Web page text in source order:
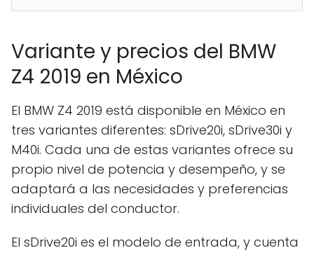
Variante y precios del BMW
Z4 2019 en México
El BMW Z4 2019 está disponible en México en
tres variantes diferentes: sDrive20i, sDrive30i y
M40i. Cada una de estas variantes ofrece su
propio nivel de potencia y desempeño, y se
adaptará a las necesidades y preferencias
individuales del conductor.
El sDrive20i es el modelo de entrada, y cuenta